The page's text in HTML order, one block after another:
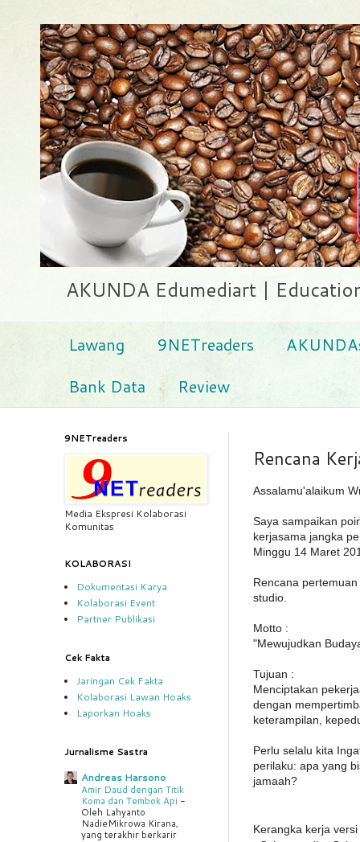
AKUNDA Edumediart |
Lawang 9NETreaders
Bank Data
Review
Rencana
Assalamu'alaikum
Saya sampaikan
kerjasama jangka
Minggu 14 Maret
Rencana
studio.
Motto :
"Mewujudkan
Tujuan :
Menciptakan
dengan
keterampilan,
Perlu selalu kita
perilaku: apa yang
jamaah?
Kerangka kerja versi
9NETreaders
Media Ekspresi Kolaborasi
Komunitas
KOLABORASI
Dokumentasi Karya
Kolaborasi Event
Partner Publikasi
Cek Fakta
Jaringan Cek Fakta
Kolaborasi Lawan Hoaks
Laporkan Hoaks
Jurnalisme Sastra
Andreas Harsono
Amir Daud dengan Titik
Koma dan Tembok Api -
Oleh Lahyanto
NadieMikrowa Kirana,
yang terakhir berkarir